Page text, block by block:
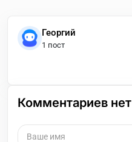
Георгий
1 пост
Комментариев нет